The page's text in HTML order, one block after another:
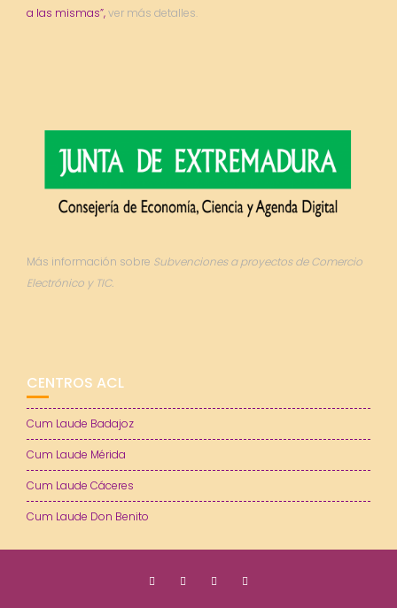
a las mismas”,ver más detalles.
Más información sobre Subvenciones a proyectos de Comercio
Electrónico y TIC.
CENTROS ACL
Cum Laude Badajoz
Cum Laude Mérida
Cum Laude Cáceres
Cum Laude Don Benito